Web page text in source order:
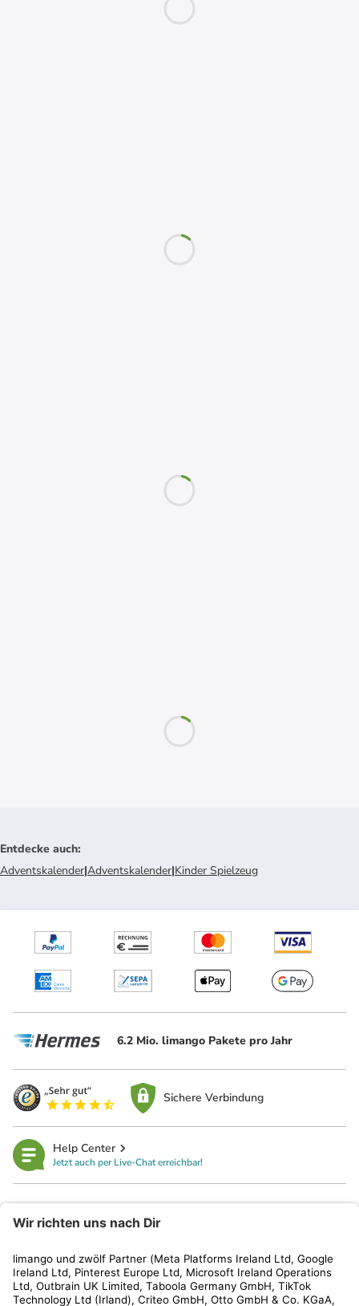
Entdecke auch:
Adventskalender|Adventskalender|Kinder Spielzeug
6.2 Mio. limango Pakete pro Jahr
Sichere Verbindung
Help Center
Jetzt auch per Live-Chat erreichbar!
Kundenservice